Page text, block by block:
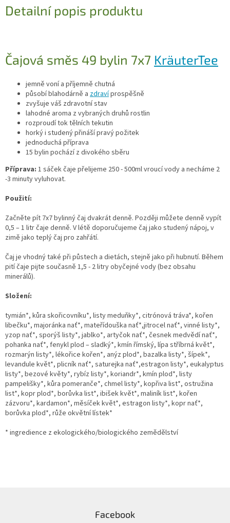
Detailní popis produktu
Čajová směs 49 bylin 7x7 KräuterTee
jemně voní a příjemně chutná
působí blahodárně a zdravíprospěšně
zvyšuje váš zdravotní stav
lahodné aroma z vybraných druhů rostlin
rozproudí tok tělních tekutin
horký i studený přináší pravý požitek
jednoduchá příprava
15 bylin pochází z divokého sběru
Příprava: 1 sáček čaje přelijeme 250 - 500ml vroucí vody a necháme 2
-3 minuty vyluhovat.
Použití:
Začněte pít 7x7 bylinný čaj dvakrát denně. Později můžete denně vypít
0,5 – 1 litr čaje denně. V létě doporučujeme čaj jako studený nápoj, v
zimě jako teplý čaj pro zahřátí.
Čaj je vhodný také při půstech a dietách, stejně jako při hubnutí. Během
pití čaje pijte současně 1,5 - 2 litry obyčejné vody (bez obsahu
minerálů).
Složení:
tymián*, kůra skořicovníku*, listy meduňky*, citrónová tráva*, kořen
libečku*, majoránka nať*, mateřídouška nať*,jitrocel nať*, vinné listy*,
yzop nať*, sporýš listy*, jablko*, artyčok nať*, česnek medvědí nať*,
pohanka nať*, fenykl plod – sladký*, kmín římský, lípa stříbrná květ*,
rozmarýn listy*, lékořice kořen*, anýz plod*, bazalka listy*, šípek*,
levandule květ*, plicník nať*, saturejka nať*,estragon listy*, eukalyptus
listy*, bezové květy*, rybíz listy*, koriandr*, kmín plod*, listy
pampelišky*, kůra pomeranče*, chmel listy*, kopřiva list*, ostružina
list*, kopr plod*, borůvka list*, ibišek květ*, maliník list*, kořen
zázvoru*, kardamon*, měsíček květ*, estragon listy*, kopr nať*,
borůvka plod*, růže okvětní lístek*
* ingredience z ekologického/biologického zemědělství
Facebook